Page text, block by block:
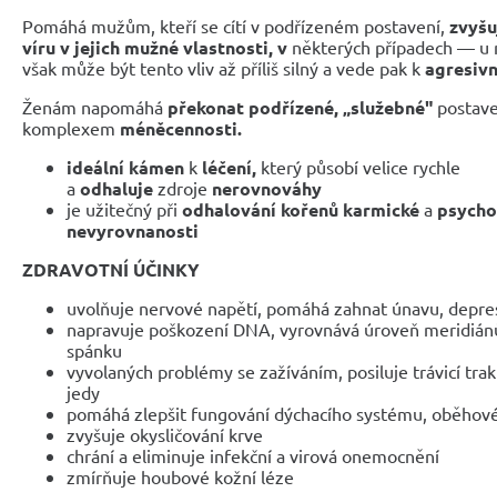
Pomáhá mužům, kteří se cítí v podřízeném postavení,
víru v jejich mužné vlastnosti, v některých případech — u
však může být tento vliv až příliš silný a vede pak k
Ženám napomáhá překonat podřízené, „služebné"
komplexem méněcennosti.
ideální kámen k léčení, který působí velice rychle
a odhaluje zdroje nerovnováhy
je užitečný při odhalování kořenů karmické a
nevyrovnanosti
ZDRAVOTNÍ ÚČINKY
uvolňuje nervové napětí, pomáhá zahnat únavu,
napravuje poškození DNA, vyrovnává úroveň
spánku
vyvolaných problémy se zažíváním, posiluje trávicí
jedy
pomáhá zlepšit fungování dýchacího systému,
zvyšuje okysličování krve
chrání a eliminuje infekční a virová onemocnění
zmírňuje houbové kožní léze